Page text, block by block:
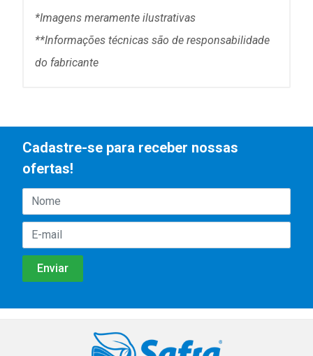
*Imagens meramente ilustrativas
**Informações técnicas são de responsabilidade
do fabricante
Cadastre-se para receber nossas
ofertas!